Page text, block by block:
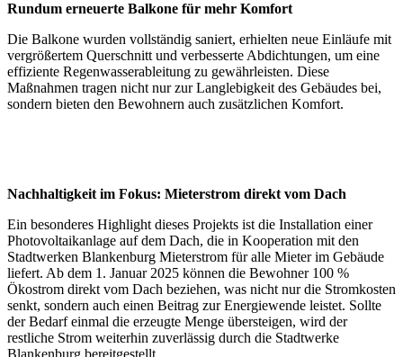
Rundum erneuerte Balkone für mehr Komfort
Die Balkone wurden vollständig saniert, erhielten neue Einläufe mit
vergrößertem Querschnitt und verbesserte Abdichtungen, um eine
effiziente Regenwasserableitung zu gewährleisten. Diese
Maßnahmen tragen nicht nur zur Langlebigkeit des Gebäudes bei,
sondern bieten den Bewohnern auch zusätzlichen Komfort.
Nachhaltigkeit im Fokus: Mieterstrom direkt vom Dach
Ein besonderes Highlight dieses Projekts ist die Installation einer
Photovoltaikanlage auf dem Dach, die in Kooperation mit den
Stadtwerken Blankenburg Mieterstrom für alle Mieter im Gebäude
liefert. Ab dem 1. Januar 2025 können die Bewohner 100 %
Ökostrom direkt vom Dach beziehen, was nicht nur die Stromkosten
senkt, sondern auch einen Beitrag zur Energiewende leistet. Sollte
der Bedarf einmal die erzeugte Menge übersteigen, wird der
restliche Strom weiterhin zuverlässig durch die Stadtwerke